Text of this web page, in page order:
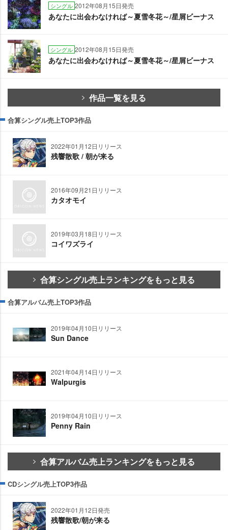
シングル 2012年08月15日発売
あなたに出会わなければ～夏雪冬花～/星屑ビーナス
シングル 2012年08月15日発売
あなたに出会わなければ～夏雪冬花～/星屑ビーナス
作品一覧を見る
合算シングル売上TOP3作品
2022年01月12日リリース
残響散歌 / 朝が来る
2016年09月21日リリース
カタオモイ
2019年03月18日リリース
コイワズライ
合算シングル売上ランキングをもっと見る
合算アルバム売上TOP3作品
2019年04月10日リリース
Sun Dance
2021年04月14日リリース
Walpurgis
2019年04月10日リリース
Penny Rain
合算アルバム売上ランキングをもっと見る
CDシングル売上TOP3作品
2022年01月12日発売
残響散歌/朝が来る